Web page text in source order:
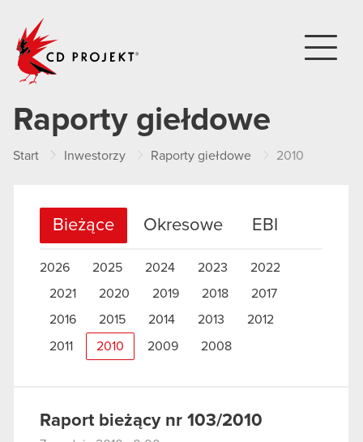
Raporty giełdowe
Start Inwestorzy Raporty giełdowe 2010
Bieżące Okresowe EBI
2026 2025 2024 2023
2022
2021
2020 2019 2018
2017
2016
2015 2014 2013 2012
2011 2010 2009 2008
Raport bieżący nr 103/2010